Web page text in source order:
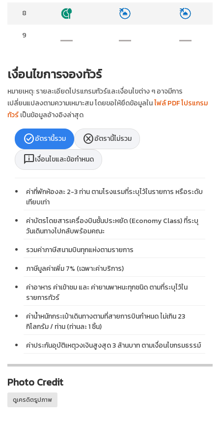
8
9
เงื่อนไขการจองทัวร์
หมายเหตุ: รายละเอียดโปรแกรมทัวร์และเงื่อนไขต่าง ๆ อาจมีการ
เปลี่ยนแปลงตามความเหมาะสม โดยขอให้ยึดข้อมูลในไฟล์ PDF โปรแกรม
ทัวร์เป็นข้อมูลอ้างอิงล่าสุด
check_circleอัตรานี้รวม cancelอัตรานี้ไม่รวม
chat_infoเงื่อนไขและข้อกำหนด
ค่าที่พักห้องละ 2-3 ท่าน ตามโรงแรมที่ระบุไว้ในรายการ หรือระดับ
เทียบเท่า
ค่าบัตรโดยสารเครื่องบินชั้นประหยัด (Economy Class) ที่ระบุ
วันเดินทางไปกลับพร้อมคณะ
รวมค่าภาษีสนามบินทุกแห่งตามรายการ
ภาษีมูลค่าเพิ่ม 7% (เฉพาะค่าบริการ)
ค่าอาหาร ค่าเข้าชม และ ค่ายานพาหนะทุกชนิด ตามที่ระบุไว้ใน
รายการทัวร์
ค่านํ้าหนักกระเป๋าเดินทางตามที่สายการบินกำหนด ไม่เกิน 23
กิโลกรัม / ท่าน (ท่านละ 1 ชิ้น)
ค่าประกันอุบัติเหตุวงเงินสูงสุด 3 ล้านบาท ตามเงื่อนไขกรมธรรม์
Photo Credit
ดูเครดิตรูปภาพ